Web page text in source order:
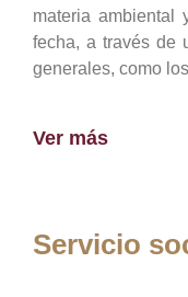
materia
fecha, a través de
generales, como
Ver más
Servicio